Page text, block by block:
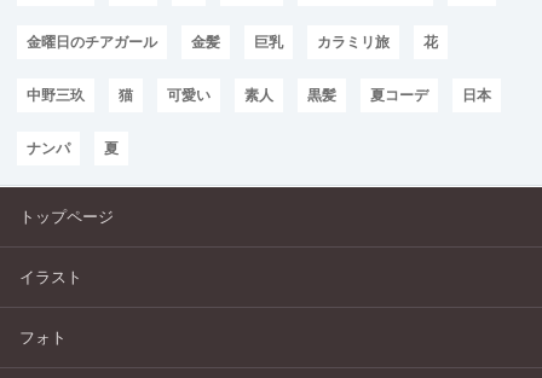
金曜日のチアガール 金髪 巨乳 カラミリ旅 花
中野三玖 猫 可愛い 素人 黒髪 夏コーデ 日本
ナンパ 夏
トップページ
イラスト
フォト